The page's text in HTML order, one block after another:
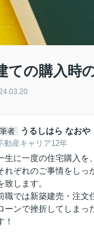
ての購入時
筆者 うるしはら なおや
動産キャリア12年
生に一度の住宅購入を
れぞれのご事情をしっ
致します。
職では新築建売・注文
ーンで挫折してしまっ
！